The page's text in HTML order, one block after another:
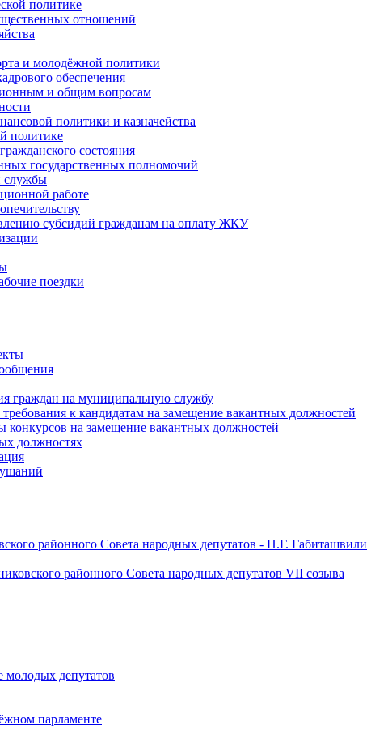
политике
отношений
и молодёжной политики
обеспечения
и общим вопросам
политики и казначейства
политике
состояния
государственных полномочий
службы
работе
субсидий гражданам на оплату ЖКУ
поездки
граждан на муниципальную службу
к кандидатам на замещение вакантных должностей
конкурсов на замещение вакантных должностей
должностях
районного Совета народных депутатов - Н.Г. Габиташвили
районного Совета народных депутатов VII созыва
депутатов
парламенте